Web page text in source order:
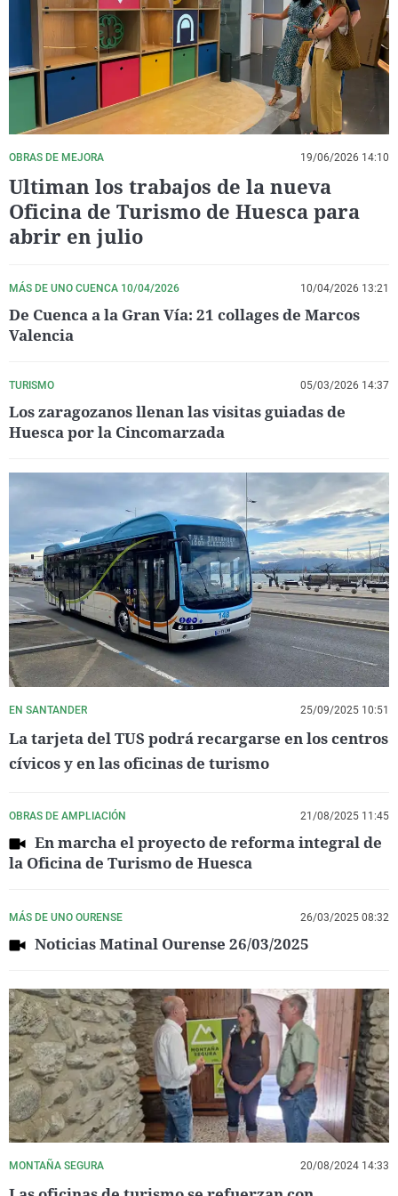
La rosa de los vientos
Gente viajera
Como el perro y el
Caso
Retornados
Equipo de
Operación Viuda
Extremadura
Galicia
La Rioja
Navarra
País Vasco
Virales
Televisión
Elecciones
OBRAS DE MEJORA 19/06/2026 14:10
Ultiman los trabajos de la nueva
Oficina de Turismo de Huesca para
abrir en julio
MÁS DE UNO CUENCA 10/04/2026 10/04/2026 13:21
De Cuenca a la Gran Vía: 21 collages de Marcos
Valencia
TURISMO 05/03/2026 14:37
Los zaragozanos llenan las visitas guiadas de
Huesca por la Cincomarzada
EN SANTANDER 25/09/2025 10:51
La tarjeta del TUS podrá recargarse en los centros
cívicos y en las oficinas de turismo
OBRAS DE AMPLIACIÓN 21/08/2025 11:45
En marcha el proyecto de reforma integral de
la Oficina de Turismo de Huesca
MÁS DE UNO OURENSE 26/03/2025 08:32
Noticias Matinal Ourense 26/03/2025
MONTAÑA SEGURA 20/08/2024 14:33